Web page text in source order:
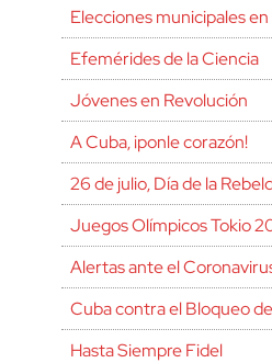
Elecciones municipales
Efemérides de la Ciencia
Jóvenes en Revolución
A Cuba, ¡ponle corazón!
26 de julio, Día de la
Juegos Olímpicos Tokio
Alertas ante el
Cuba contra el Bloqueo de
Hasta Siempre Fidel